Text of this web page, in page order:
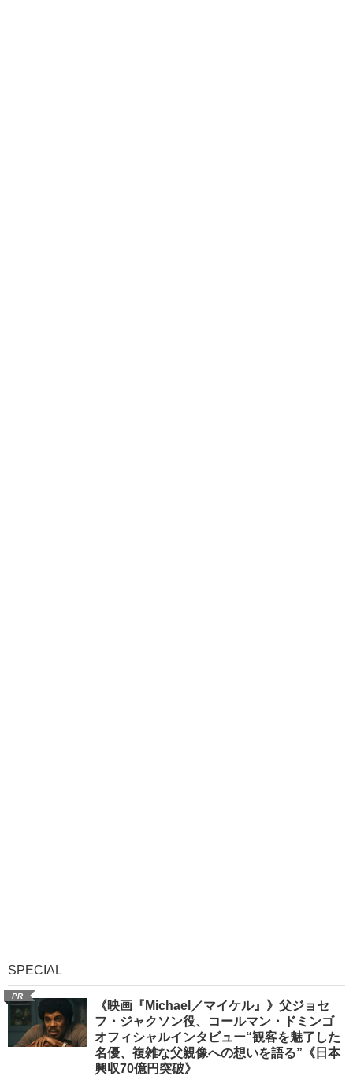
SPECIAL
PR
《映画『Michael／マイケル』》父ジョセ
フ・ジャクソン役、コールマン・ドミンゴ
オフィシャルインタビュー“観客を魅了した
名優、複雑な父親像への想いを語る”《日本
興収70億円突破》